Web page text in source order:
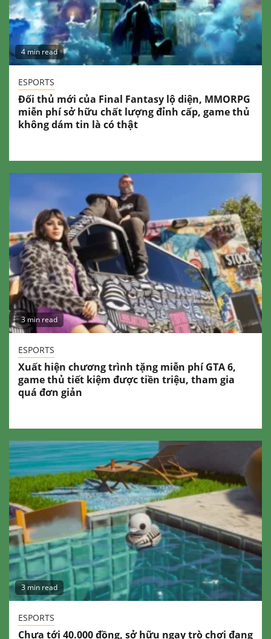
4 min read
ESPORTS
Đối thủ mới của Final Fantasy lộ diện, MMORPG
miễn phí sở hữu chất lượng đỉnh cấp, game thủ
không dám tin là có thật
3 min read
ESPORTS
Xuất hiện chương trình tặng miễn phí GTA 6,
game thủ tiết kiệm được tiền triệu, tham gia
quá đơn giản
3 min read
ESPORTS
Chưa tới 40.000 đồng, sở hữu ngay trò chơi đang